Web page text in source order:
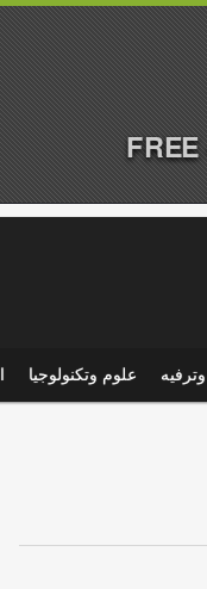
علوم وتكنولوجيا